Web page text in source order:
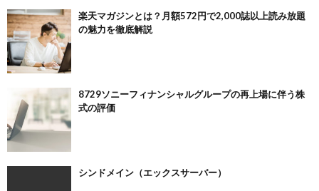
楽天マガジンとは？月額572円で2,000誌以上読み放題
の魅力を徹底解説
8729ソニーフィナンシャルグループの再上場に伴う株
式の評価
シンドメイン（エックスサーバー）